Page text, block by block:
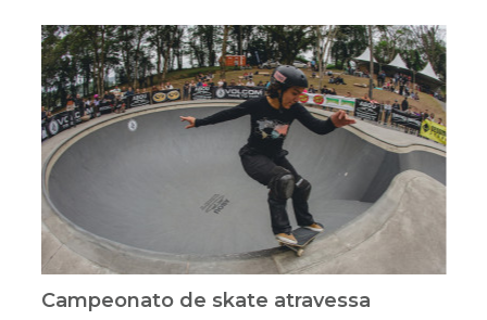
Campeonato de skate atravessa